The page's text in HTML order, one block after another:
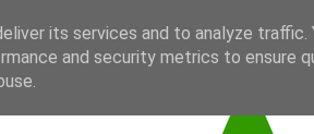
its services and to analyze traffic.
and security metrics to ensure